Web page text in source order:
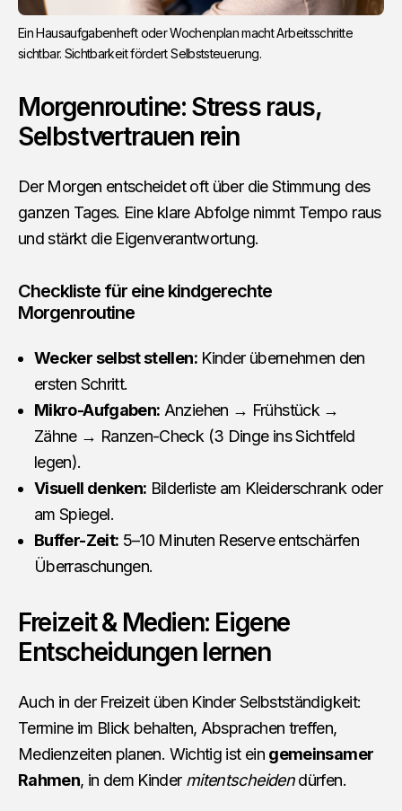
Ein Hausaufgabenheft oder Wochenplan macht Arbeitsschritte
sichtbar. Sichtbarkeit fördert Selbststeuerung.
Morgenroutine: Stress raus,
Selbstvertrauen rein
Der Morgen entscheidet oft über die Stimmung des
ganzen Tages. Eine klare Abfolge nimmt Tempo raus
und stärkt die Eigenverantwortung.
Checkliste für eine kindgerechte
Morgenroutine
Wecker selbst stellen:Kinder übernehmen den
ersten Schritt.
Mikro-Aufgaben: Anziehen → Frühstück →
Zähne → Ranzen-Check (3 Dinge ins Sichtfeld
legen).
Visuell denken: Bilderliste am Kleiderschrank oder
am Spiegel.
Buffer-Zeit: 5–10 Minuten Reserve entschärfen
Überraschungen.
Freizeit & Medien: Eigene
Entscheidungen lernen
Auch in der Freizeit üben Kinder Selbstständigkeit:
Termine im Blick behalten, Absprachen treffen,
Medienzeiten planen. Wichtig ist ein gemeinsamer
Rahmen, in dem Kinder mitentscheidendürfen.